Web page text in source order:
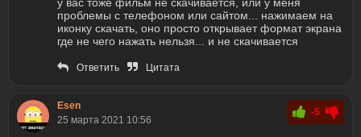
проблемы с телефоном или сайтом... нажимаем на
иконку скачать, оно просто открывает формат экрана
где не чего нажать нельзя... и не скачивается
Ответить Цитата
Esen
25 марта 2021 10:56
-5